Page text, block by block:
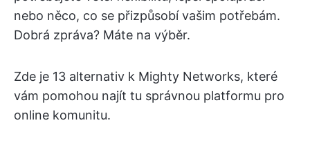
nebo něco, co se přizpůsobí vašim potřebám.
Dobrá zpráva? Máte na výběr.
Zde je 13 alternativ k Mighty Networks, které
vám pomohou najít tu správnou platformu pro
online komunitu.